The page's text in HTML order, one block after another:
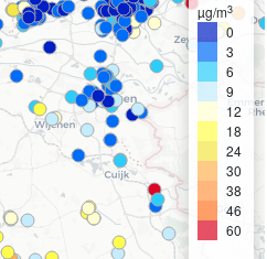
µg/m3
0
3
6
9
12
18
24
30
38
46
60